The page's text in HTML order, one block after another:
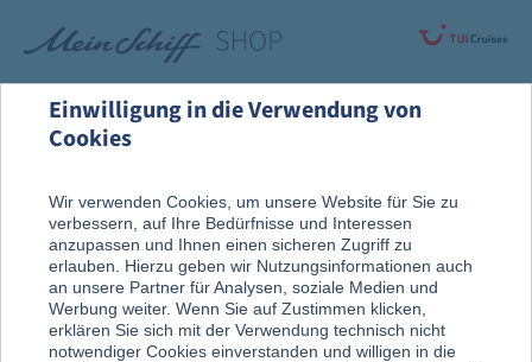
Rund um die Kreuzfahrt
An Bord entdeckt
Spiele & Entertainment
Einwilligung in die Verwendung von
Cookies
Wir verwenden Cookies, um unsere Website für Sie zu
verbessern, auf Ihre Bedürfnisse und Interessen
anzupassen und Ihnen einen sicheren Zugriff zu
erlauben. Hierzu geben wir Nutzungsinformationen auch
an unsere Partner für Analysen, soziale Medien und
Werbung weiter. Wenn Sie auf Zustimmen klicken,
erklären Sie sich mit der Verwendung technisch nicht
notwendiger Cookies einverstanden und willigen in die